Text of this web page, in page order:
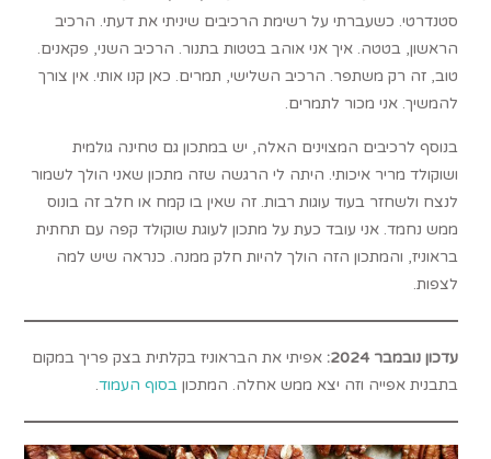
סטנדרטי. כשעברתי על רשימת הרכיבים שיניתי את דעתי. הרכיב
הראשון, בטטה. איך אני אוהב בטטות בתנור. הרכיב השני, פקאנים.
טוב, זה רק משתפר. הרכיב השלישי, תמרים. כאן קנו אותי. אין צורך
להמשיך. אני מכור לתמרים.
בנוסף לרכיבים המצוינים האלה, יש במתכון גם טחינה גולמית
ושוקולד מריר איכותי. היתה לי הרגשה שזה מתכון שאני הולך לשמור
לנצח ולשחזר בעוד עוגות רבות. זה שאין בו קמח או חלב זה בונוס
ממש נחמד. אני עובד כעת על מתכון לעוגת שוקולד קפה עם תחתית
בראוניז, והמתכון הזה הולך להיות חלק ממנה. כנראה שיש למה
לצפות.
עדכון נובמבר 2024:
אפיתי את הבראוניז בקלתית בצק פריך במקום
בתבנית אפייה וזה יצא ממש אחלה. המתכוןבסוף העמוד.